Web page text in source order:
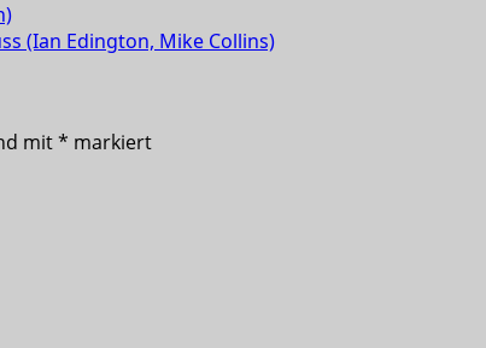
(Ian Edington, Mike Collins)
mit* markiert